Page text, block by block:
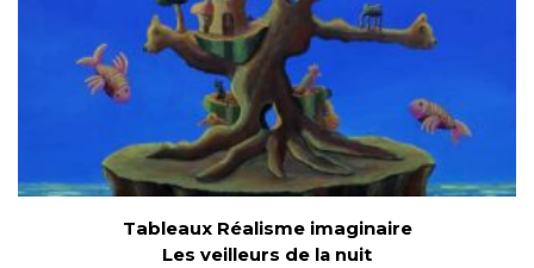
Tableaux Réalisme imaginaire
Les veilleurs de la nuit